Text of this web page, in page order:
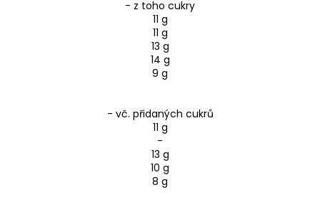
- z toho cukry
11 g
11 g
13 g
14 g
9 g
- vč. přidaných cukrů
11 g
-
13 g
10 g
8 g